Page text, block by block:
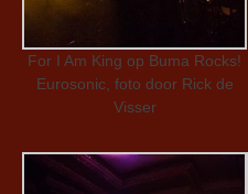
For I Am King op Buma Rocks!
Eurosonic, foto door Rick de
Visser